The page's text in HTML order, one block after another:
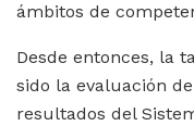
ámbitos de
Desde entonces, la
sido la evaluación
resultados del